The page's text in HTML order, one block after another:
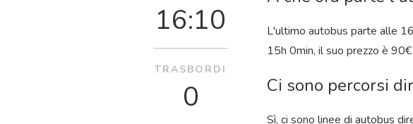
L'ultimo autobus parte alle
15h 0min, il suo prezzo è
Ci sono percorsi
Sì, ci sono linee di autobus
16:10
TRASBORDI
0